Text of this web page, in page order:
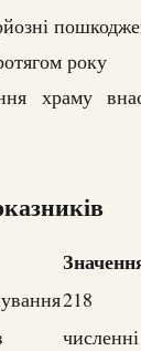
року
храму
218
численні